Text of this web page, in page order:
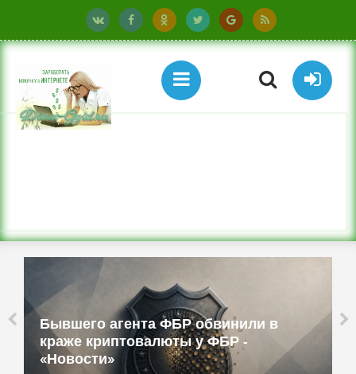
Бывшего агента ФБР обвинили в
краже криптовалюты у ФБР -
«Новости»